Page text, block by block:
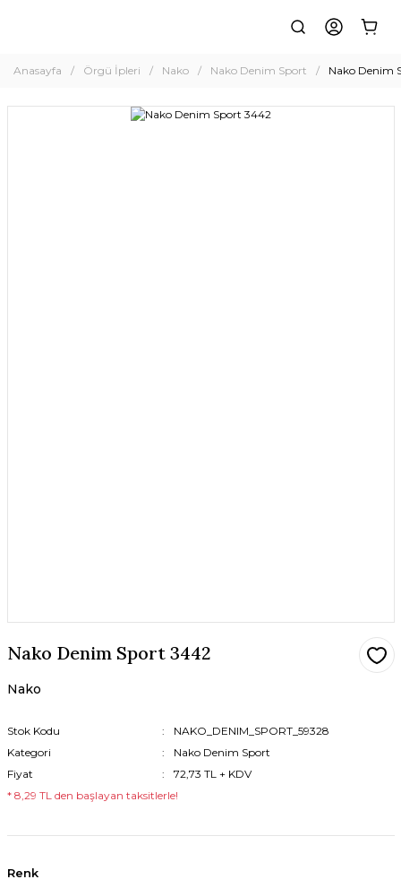
Anasayfa Örgü İpleri Nako Nako Denim Sport Nako Denim
Nako Denim Sport 3442
Nako
Stok Kodu
NAKO_DENIM_SPORT_59328
Kategori
Nako Denim Sport
Fiyat
72,73 TL + KDV
* 8,29 TL den başlayan taksitlerle!
Renk